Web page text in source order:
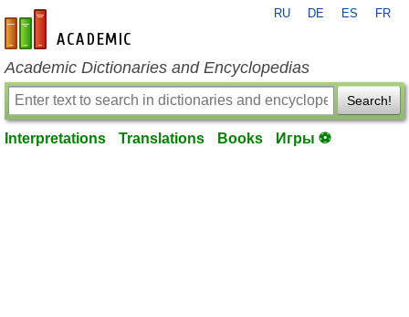
en-academic.com
RU DE ES FR
Academic Dictionaries and Encyclopedias
Search!
Interpretations Translations Books Игры ⚽